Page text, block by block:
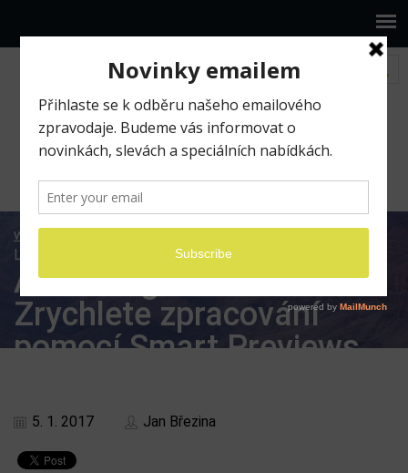
www.ilumio.cz
Adobe
Lightroom: Zrychlete zpracování pomocí Smart Previews
Adobe Lightroom:
Zrychlete zpracování
pomocí Smart Previews
5. 1. 2017 Jan Březina